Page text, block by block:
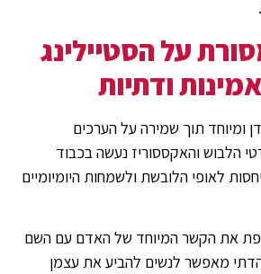
על הסטיילינג
ודתיות
ומיוחד תוך שמירה על הערכים
הלבוש והאקססוריז נעשה בכבוד
לאופי הלובשת ולשמחות היומיומיים
את הקשר המיוחד של האדם עם השם
הדתי מאפשר לנשים להביע את עצמן